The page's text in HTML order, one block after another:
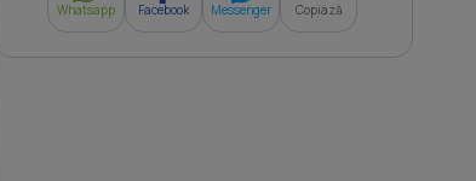
Whatsapp Facebook Messenger Copiază